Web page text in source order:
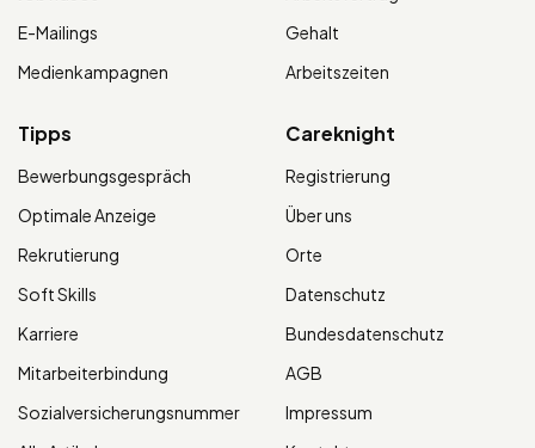
E-Mailings
Medienkampagnen
Gehalt
Arbeitszeiten
Tipps
Bewerbungsgespräch
Optimale Anzeige
Rekrutierung
Soft Skills
Karriere
Mitarbeiterbindung
Sozialversicherungsnummer
Careknight
Registrierung
Über uns
Orte
Datenschutz
Bundesdatenschutz
AGB
Impressum